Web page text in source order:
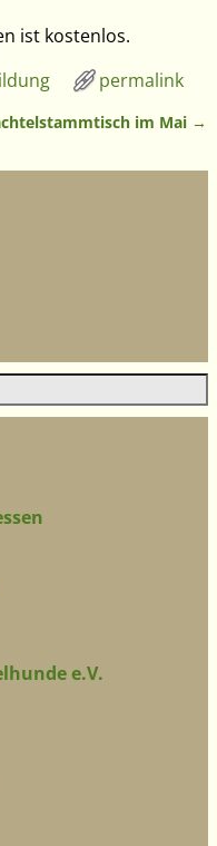
ist kostenlos.
permalink
im Mai
e.V.